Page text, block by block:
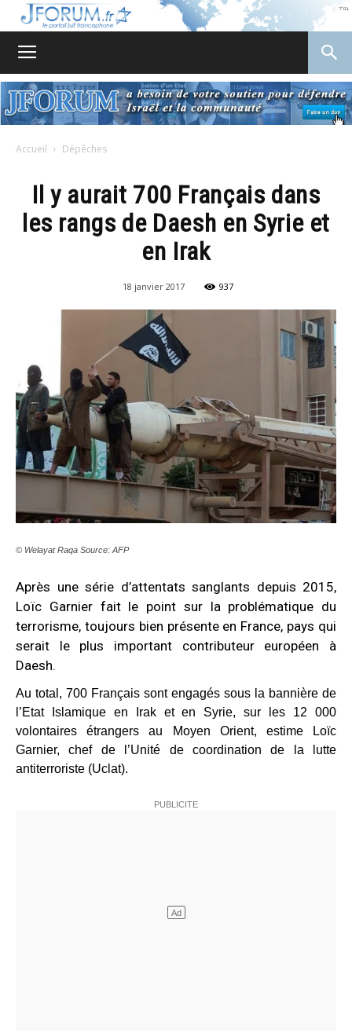
Accueil Dépêches
Il y aurait 700 Français dans
les rangs de Daesh en Syrie et
en Irak
18 janvier 2017 937
© Welayat Raqa Source: AFP
Après une série d’attentats sanglants depuis 2015,
Loïc Garnier fait le point sur la problématique du
terrorisme, toujours bien présente en France, pays qui
serait le plus important contributeur européen à
Daesh.
Au total, 700 Français sont engagés sous la bannière de
l’Etat Islamique en Irak et en Syrie, sur les 12 000
volontaires étrangers au Moyen Orient, estime Loïc
Garnier, chef de l’Unité de coordination de la lutte
antiterroriste (Uclat).